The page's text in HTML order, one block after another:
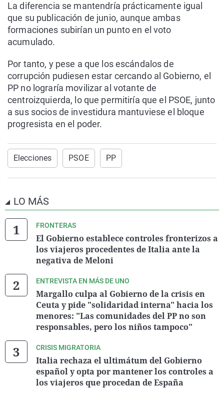
La diferencia se mantendría prácticamente igual
que su publicación de junio, aunque ambas
formaciones subirían un punto en el voto
acumulado.
Por tanto, y pese a que los escándalos de
corrupción pudiesen estar cercando al Gobierno, el
PP no lograría movilizar al votante de
centroizquierda, lo que permitiría que el PSOE, junto
a sus socios de investidura mantuviese el bloque
progresista en el poder.
Elecciones PSOE PP
LO MÁS
FRONTERAS
El Gobierno establece controles fronterizos a
los viajeros procedentes de Italia ante la
negativa de Meloni
ENTREVISTA EN MÁS DE UNO
Margallo culpa al Gobierno de la crisis en
Ceuta y pide "solidaridad interna" hacia los
menores: "Las comunidades del PP no son
responsables, pero los niños tampoco"
CRISIS MIGRATORIA
Italia rechaza el ultimátum del Gobierno
español y opta por mantener los controles a
los viajeros que procedan de España